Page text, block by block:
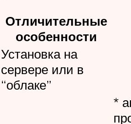
Отличительные
особенности
Установка на
сервере или в
“облаке”
*